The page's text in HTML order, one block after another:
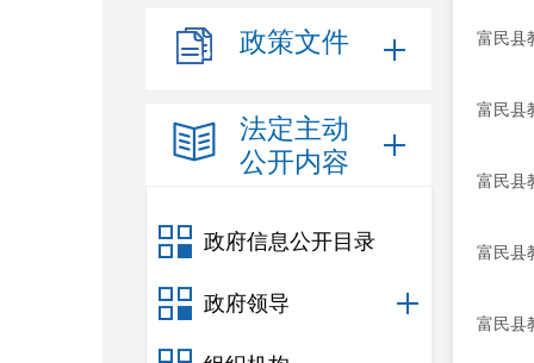
政策文件
法定主动
公开内容
政府信息公开目录
政府领导
富民县
富民县
富民县
富民县
富民县